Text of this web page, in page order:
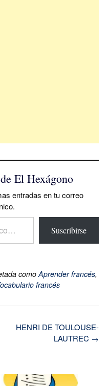
El Hexágono
entradas en tu correo
Suscribirse
comoAprender francés,
francés
HENRI DE TOULOUSE-
LAUTREC →